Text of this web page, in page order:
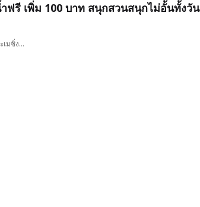
ฟรี เพิ่ม 100 บาท สนุกสวนสนุกไม่อั้นทั้งวัน
เมซิ่ง…